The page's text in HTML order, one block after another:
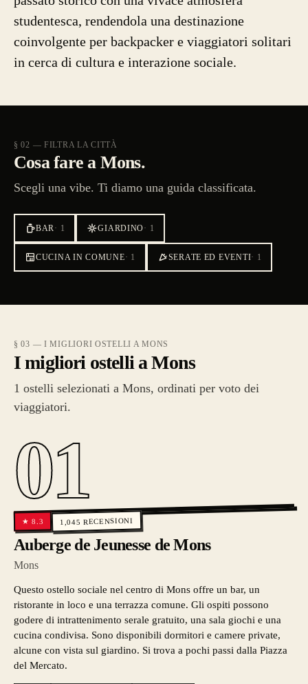
studentesca, rendendola una destinazione
coinvolgente per backpacker e viaggiatori solitari
in cerca di cultura e interazione sociale.
§ 02 — FILTRA LA CITTÀ
Cosa fare a Mons.
Scegli una vibe. Ti diamo una guida classificata.
BAR· 1 GIARDINO· 1
CUCINA IN COMUNE· 1 SERATE ED EVENTI· 1
§ 03 — I MIGLIORI OSTELLI A MONS
I migliori ostelli a Mons
1 ostelli selezionati a Mons, ordinati per voto dei
viaggiatori.
01
★8.3 1,045 RECENSIONI
Auberge de Jeunesse de Mons
Mons
Questo ostello sociale nel centro di Mons offre un bar, un
ristorante in loco e una terrazza comune. Gli ospiti possono
godere di intrattenimento serale gratuito, una sala giochi e una
cucina condivisa. Sono disponibili dormitori e camere private,
alcune con vista sul giardino. Si trova a pochi passi dalla Piazza
del Mercato.